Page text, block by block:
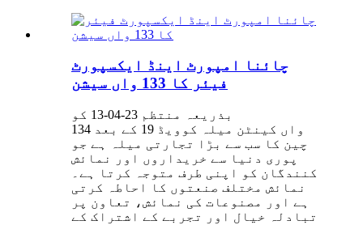
چائنا امپورٹ اینڈ ایکسپورٹ
فیئر کا 133 واں سیشن
بذریعہ منتظم 23-04-13 کو
134 واں کینٹن میلہ کوویڈ 19 کے بعد
چین کا سب سے بڑا تجارتی میلہ ہے جو
پوری دنیا سے خریداروں اور نمائش
کنندگان کو اپنی طرف متوجہ کرتا ہے۔
نمائش مختلف صنعتوں کا احاطہ کرتی
ہے اور مصنوعات کی نمائش، تعاون پر
تبادلہ خیال اور تجربے کے اشتراک کے